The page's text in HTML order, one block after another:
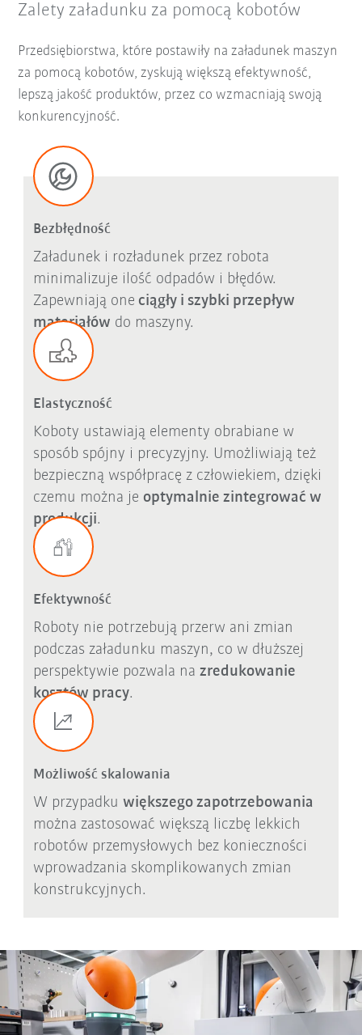
Zalety załadunku za pomocą kobotów
Przedsiębiorstwa, które postawiły na załadunek maszyn
za pomocą kobotów, zyskują większą efektywność,
lepszą jakość produktów, przez co wzmacniają swoją
konkurencyjność.
Bezbłędność
Załadunek i rozładunek przez robota
minimalizuje ilość odpadów i błędów.
Zapewniają one ciągły i szybki przepływ
materiałów do maszyny.
Elastyczność
Koboty ustawiają elementy obrabiane w
sposób spójny i precyzyjny. Umożliwiają też
bezpieczną współpracę z człowiekiem, dzięki
czemu można je optymalnie zintegrować w
produkcji.
Efektywność
Roboty nie potrzebują przerw ani zmian
podczas załadunku maszyn, co w dłuższej
perspektywie pozwala na zredukowanie
kosztów pracy.
Możliwość skalowania
W przypadku większego zapotrzebowania
można zastosować większą liczbę lekkich
robotów przemysłowych bez konieczności
wprowadzania skomplikowanych zmian
konstrukcyjnych.